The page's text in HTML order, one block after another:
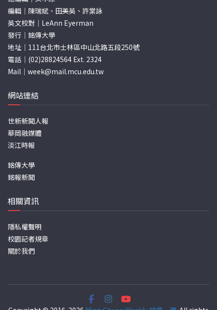
編輯｜陳瑞斌、田美英、許棠詠
英文校對｜LeAnn Eyerman
發行｜銘傳大學
地址｜111台北市士林區中山北路五段250號
電話｜(02)28824564 Ext. 2324
Mail｜ week@mail.mcu.edu.tw
網站連結
世新新聞人報
華岡融媒體
淡江時報
銘傳大學
銘報新聞
相關資訊
隱私權聲明
校園記者規章
關於我們